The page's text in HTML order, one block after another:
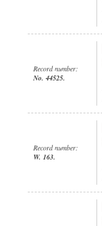
Record number:
No. 44525.
Record number:
W. 163.